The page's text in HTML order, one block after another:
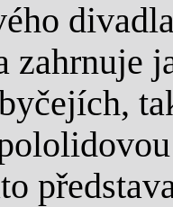
divadla
zahrnuje